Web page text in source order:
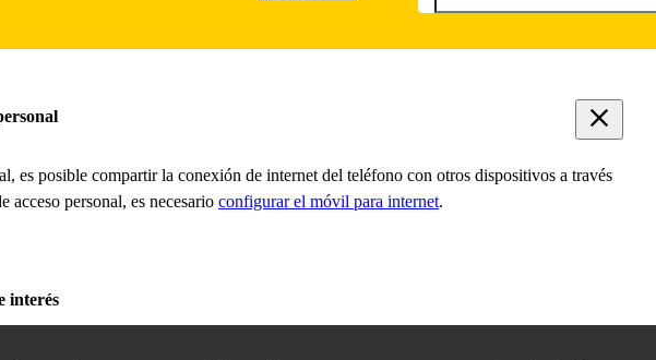
es posible compartir la conexión de internet del teléfono con otros dispositivos a través
personal, es necesario configurar el móvil para internet.
interés